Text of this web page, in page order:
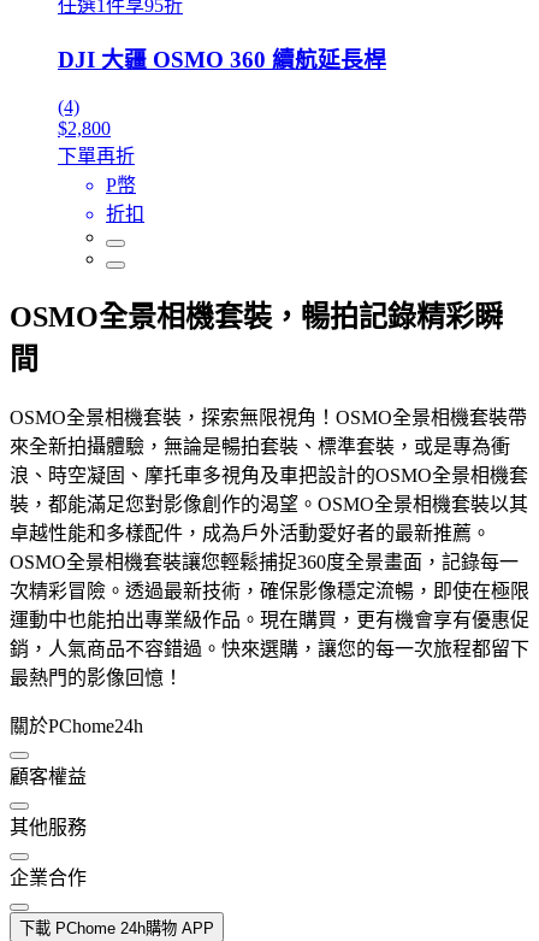
任選1件享95折
DJI 大疆 OSMO 360 續航延長桿
(4)
$2,800
下單再折
P幣
折扣
OSMO全景相機套裝，暢拍記錄精彩瞬
間
OSMO全景相機套裝，探索無限視角！OSMO全景相機套裝帶
來全新拍攝體驗，無論是暢拍套裝、標準套裝，或是專為衝
浪、時空凝固、摩托車多視角及車把設計的OSMO全景相機套
裝，都能滿足您對影像創作的渴望。OSMO全景相機套裝以其
卓越性能和多樣配件，成為戶外活動愛好者的最新推薦。
OSMO全景相機套裝讓您輕鬆捕捉360度全景畫面，記錄每一
次精彩冒險。透過最新技術，確保影像穩定流暢，即使在極限
運動中也能拍出專業級作品。現在購買，更有機會享有優惠促
銷，人氣商品不容錯過。快來選購，讓您的每一次旅程都留下
最熱門的影像回憶！
關於PChome24h
顧客權益
其他服務
企業合作
下載 PChome 24h購物 APP